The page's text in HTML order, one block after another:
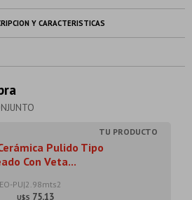
Y CARACTERISTICAS
Pulido Tipo
Con Veta...
PU|2.98mts2
U$S 75,13